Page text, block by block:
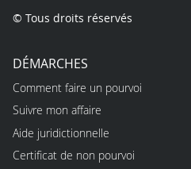
© Tous droits réservés
DÉMARCHES
Comment faire un pourvoi
Suivre mon affaire
Aide juridictionnelle
Certificat de non pourvoi